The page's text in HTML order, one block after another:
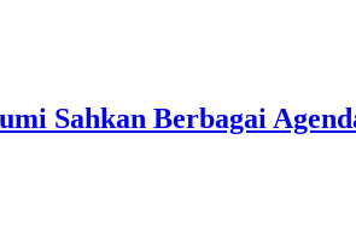
Sahkan Berbagai